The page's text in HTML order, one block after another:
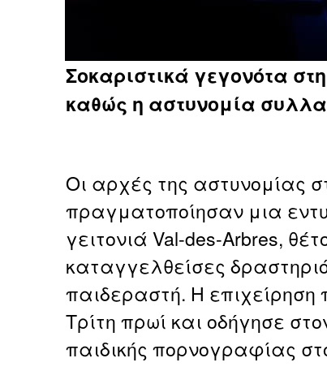
Σοκαριστικά γεγονότα
καθώς η αστυνομία
Οι αρχές της αστυνομίας
πραγματοποίησαν μια
γειτονιά Val-des-Arbres,
καταγγελθείσες
παιδεραστή. Η επιχείρηση
Τρίτη πρωί και οδήγησε
παιδικής πορνογραφίας